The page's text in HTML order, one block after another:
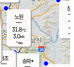
창
-
-m/
-
노원
31.8℃
3.0m/s
-mm
송파*
서초